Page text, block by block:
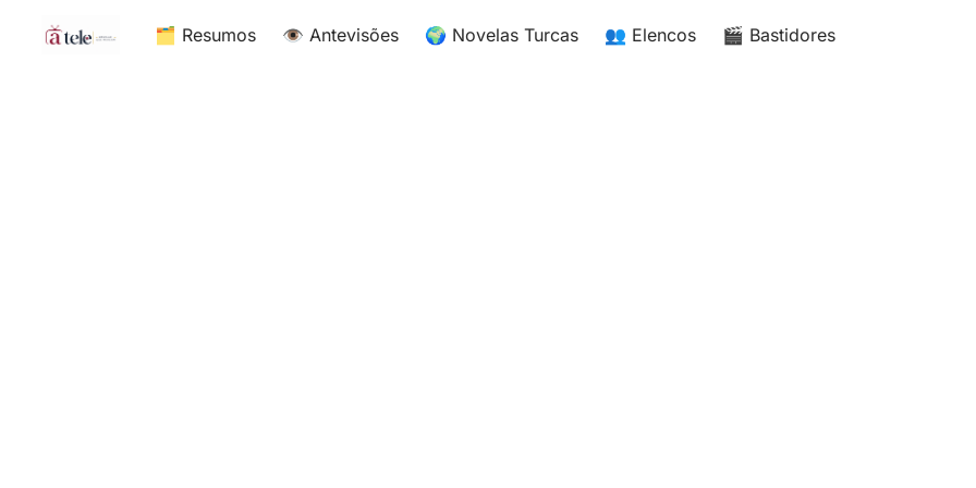
🗂 Resumos 👁 Antevisões 🌍 Novelas Turcas 👥 Elencos 🎬 Bastidores